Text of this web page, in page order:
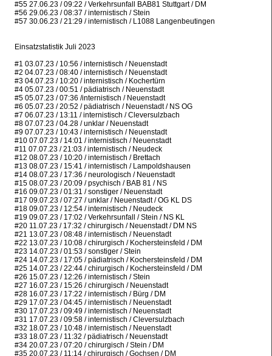
#55 27.06.23 / 09:22 / Verkehrsunfall BAB81 Stuttgart / DM
#56 29.06.23 / 08:37 / internistisch / Stein
#57 30.06.23 / 21:29 / internistisch / L1088 Langenbeutingen
Einsatzstatistik Juli 2023
#1 03.07.23 / 10:56 / internistisch / Neuenstadt
#2 04.07.23 / 08:40 / internistisch / Neuenstadt
#3 04.07.23 / 10:20 / internistisch / Kochertürn
#4 05.07.23 / 00:51 / pädiatrisch / Neuenstadt
#5 05.07.23 / 07:36 /internistisch / Neuenstadt
#6 05.07.23 / 20:52 / pädiatrisch / Neuenstadt / NS OG
#7 06.07.23 / 13:11 / internistisch / Cleversulzbach
#8 07.07.23 / 04.28 / unklar / Neuenstadt
#9 07.07.23 / 10:43 / internistisch / Neuenstadt
#10 07.07.23 / 14:01 / internistisch / Neuenstadt
#11 07.07.23 / 21:03 / internistisch / Neudeck
#12 08.07.23 / 10:20 / internistisch / Brettach
#13 08.07.23 / 15:41 / internistisch / Lampoldshausen
#14 08.07.23 / 17:36 / neurologisch / Neuenstadt
#15 08.07.23 / 20:09 / psychisch / BAB 81 / NS
#16 09.07.23 / 01:31 / sonstiger / Neuenstadt
#17 09.07.23 / 07:27 / unklar / Neuenstadt / OG KL DS
#18 09.07.23 / 12:54 / internistisch / Neudeck
#19 09.07.23 / 17:02 / Verkehrsunfall / Stein / NS KL
#20 11.07.23 / 17:32 / chirurgisch / Neuenstadt / DM NS
#21 13.07.23 / 08:48 / internistisch / Neuenstadt
#22 13.07.23 / 10:08 / chirurgisch / Kochersteinsfeld / DM
#23 14.07.23 / 01:53 / sonstiger / Stein
#24 14.07.23 / 17:05 / pädiatrisch / Kochersteinsfeld / DM
#25 14.07.23 / 22:44 / chirurgisch / Kochersteinsfeld / DM
#26 15.07.23 / 12:26 / internistisch / Stein
#27 16.07.23 / 15:26 / chirurgisch / Neuenstadt
#28 16.07.23 / 17:22 / internistisch / Bürg / DM
#29 17.07.23 / 04:45 / internistisch / Neuenstadt
#30 17.07.23 / 09:49 / internistisch / Neuenstadt
#31 17.07.23 / 09:58 / internistisch / Cleversulzbach
#32 18.07.23 / 10:48 / internistisch / Neuenstadt
#33 18.07.23 / 11:32 / pädiatrisch / Neuenstadt
#34 20.07.23 / 07:20 / chirurgisch / Stein / DM
#35 20.07.23 / 11:14 / chirurgisch / Gochsen / DM